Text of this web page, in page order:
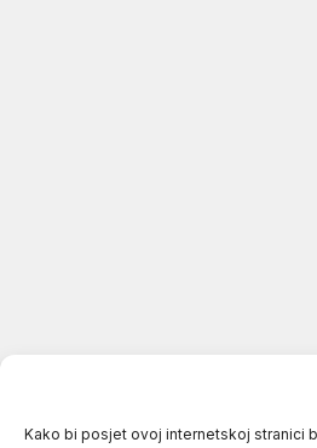
Kako bi posjet ovoj internetskoj stranici